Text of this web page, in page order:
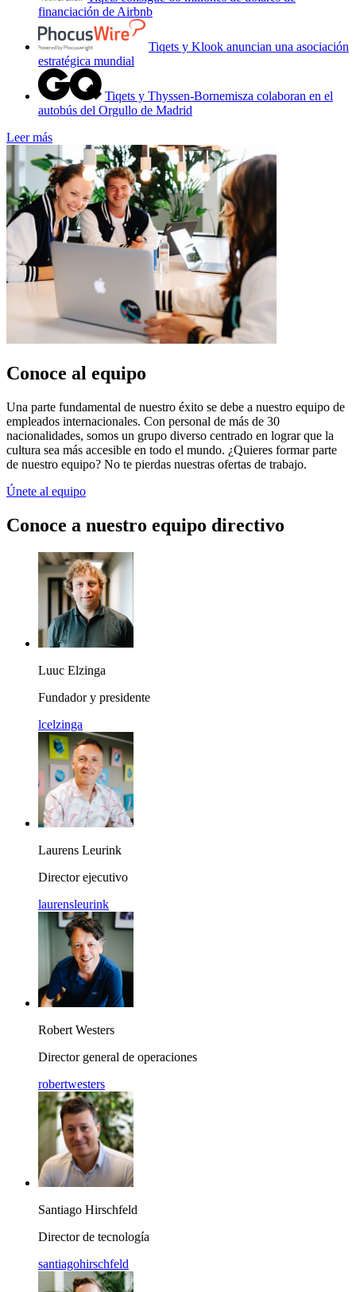
financiación de Airbnb
Tiqets y Klook anuncian una asociación
estratégica mundial
Tiqets y Thyssen-Bornemisza colaboran en el
autobús del Orgullo de Madrid
Leer más
Conoce al equipo
Una parte fundamental de nuestro éxito se debe a nuestro equipo de
empleados internacionales. Con personal de más de 30
nacionalidades, somos un grupo diverso centrado en lograr que la
cultura sea más accesible en todo el mundo. ¿Quieres formar parte
de nuestro equipo? No te pierdas nuestras ofertas de trabajo.
Únete al equipo
Conoce a nuestro equipo directivo
Luuc Elzinga
Fundador y presidente
lcelzinga
Laurens Leurink
Director ejecutivo
laurensleurink
Robert Westers
Director general de operaciones
robertwesters
Santiago Hirschfeld
Director de tecnología
santiagohirschfeld